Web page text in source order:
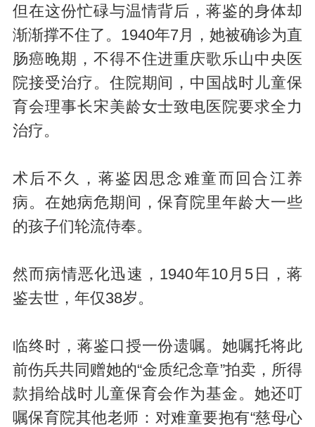
但在这份忙碌与温情背后，蒋鉴的身体却
渐渐撑不住了。1940年7月，她被确诊为直
肠癌晚期，不得不住进重庆歌乐山中央医
院接受治疗。住院期间，中国战时儿童保
育会理事长宋美龄女士致电医院要求全力
治疗。
术后不久，蒋鉴因思念难童而回合江养
病。在她病危期间，保育院里年龄大一些
的孩子们轮流侍奉。
然而病情恶化迅速，1940年10月5日，蒋
鉴去世，年仅38岁。
临终时，蒋鉴口授一份遗嘱。她嘱托将此
前伤兵共同赠她的“金质纪念章”拍卖，所得
款捐给战时儿童保育会作为基金。她还叮
嘱保育院其他老师：对难童要抱有“慈母心